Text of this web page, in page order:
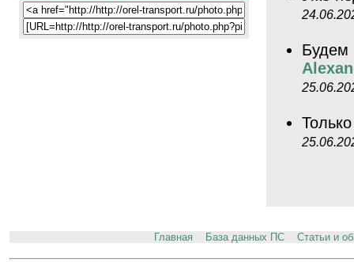
Будем
Главная База данных ПС Статьи и